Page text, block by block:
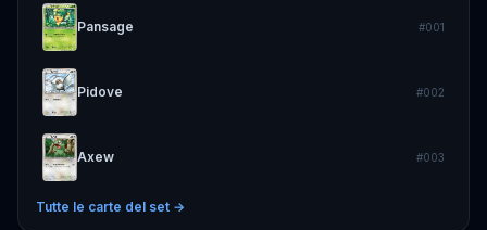
Pansage #001
Pidove #002
Axew #003
Tutte le carte del set →